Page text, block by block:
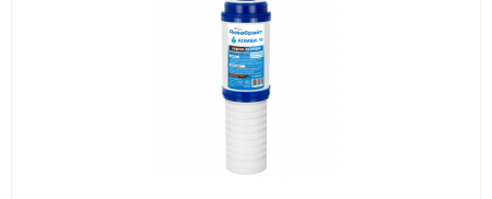
дюймов. Улучшает органолептические показатели воды (вкус,
запах и цвет). Ресурс до 3000